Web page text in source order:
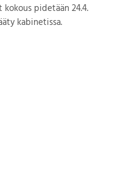
kokous pidetään 24.4.
kabinetissa.